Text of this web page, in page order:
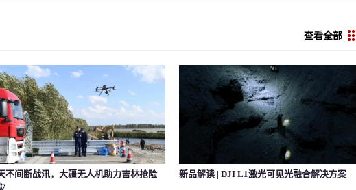
查看全部
不间断战汛，大疆无人机助力吉林抢险
新品解读 | DJI L1激光可见光融合解决方案